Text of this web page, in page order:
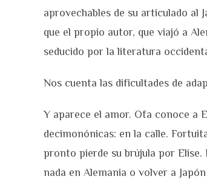
aprovechables de su articulado al
que el propio autor, que viajó a
seducido por la literatura
Nos cuenta las dificultades de
Y aparece el amor. Ōta conoce a
decimonónicas: en la calle.
pronto pierde su brújula por Elise.
nada en Alemania o volver a